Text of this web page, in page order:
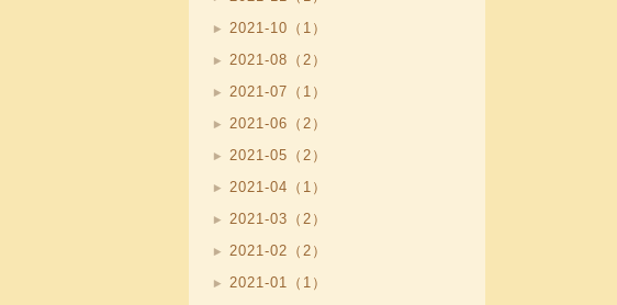
2021-10（1）
2021-08（2）
2021-07（1）
2021-06（2）
2021-05（2）
2021-04（1）
2021-03（2）
2021-02（2）
2021-01（1）